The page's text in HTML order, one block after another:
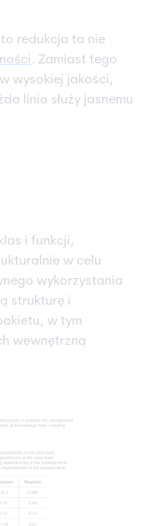
redukcja ta nie
. Zamiast tego
wysokiej jakości,
linia służy jasnemu
i funkcji,
w celu
wykorzystania
strukturę i
w tym
wewnętrzną